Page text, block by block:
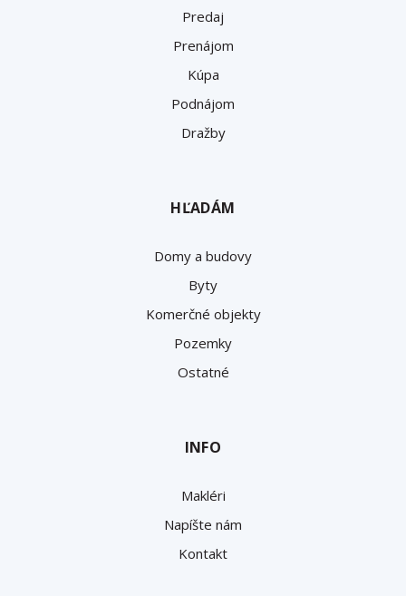
Predaj
Prenájom
Kúpa
Podnájom
Dražby
HĽADÁM
Domy a budovy
Byty
Komerčné objekty
Pozemky
Ostatné
INFO
Makléri
Napíšte nám
Kontakt